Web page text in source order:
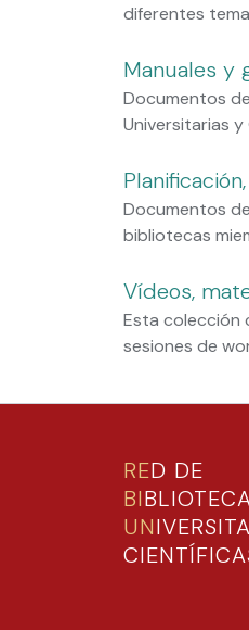
diferentes
Manuales y
Documentos
Universitarias
Documentos
bibliotecas
Vídeos,
Esta colección
sesiones de
RED DE
BI
UN